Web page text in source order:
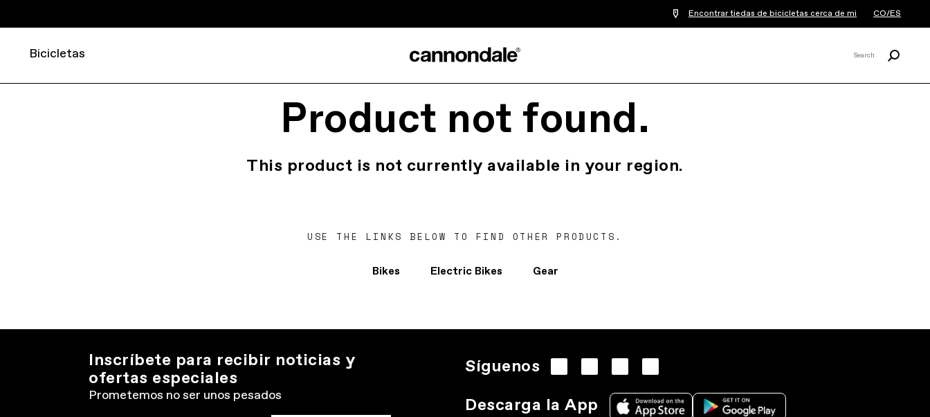
Encontrar tiedas de bicicletas cerca de mi CO/ES
Bicicletas Search
Product not found.
This product is not currently available in your region.
USE THE LINKS BELOW TO FIND OTHER PRODUCTS.
Bikes Electric Bikes Gear
Inscríbete para recibir noticias y
ofertas especiales
Prometemos no ser unos pesados
Síguenos
Descarga la App